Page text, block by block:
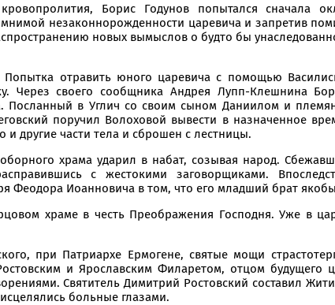
Борис Годунов попытался сначала
незаконнорожденности царевича и запретив
новых вымыслов о будто бы
отравить юного царевича с помощью
Через своего сообщника Андрея Лупп-Клешнина
Посланный в Углич со своим сыном Даниилом и
поручил Волоховой вывести в назначенное
другие части тела и сброшен с лестницы.
храма ударил в набат, созывая народ.
с жестокими заговорщиками.
Феодора Иоанновича в том, что его младший брат
храме в честь Преображения Господня. Уже в
при Патриархе Ермогене, святые мощи
и Ярославским Филаретом, отцом
Святитель Димитрий Ростовский составил
больные глазами.